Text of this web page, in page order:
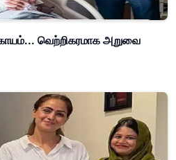
வெற்றிகரமாக அறுவை